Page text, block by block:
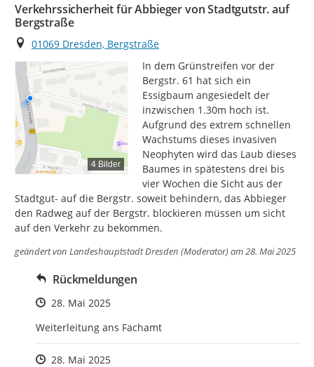
Verkehrssicherheit für Abbieger von Stadtgutstr. auf
Bergstraße
Ort
01069 Dresden, Bergstraße
4 Bilder
In dem Grünstreifen vor der
Bergstr. 61 hat sich ein
Essigbaum angesiedelt der
inzwischen 1.30m hoch ist.
Aufgrund des extrem schnellen
Wachstums dieses invasiven
Neophyten wird das Laub dieses
Baumes in spätestens drei bis
vier Wochen die Sicht aus der
Stadtgut- auf die Bergstr. soweit behindern, das Abbieger
den Radweg auf der Bergstr. blockieren müssen um sicht
auf den Verkehr zu bekommen.
geändert von Landeshauptstadt Dresden (Moderator)am 28. Mai 2025
Rückmeldungen
Zeitpunkt des Erstellens
28. Mai 2025
Weiterleitung ans Fachamt
Zeitpunkt des Erstellens
28. Mai 2025